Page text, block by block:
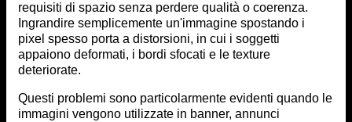
requisiti di spazio senza perdere qualità o coerenza.
Ingrandire semplicemente un'immagine spostando i
pixel spesso porta a distorsioni, in cui i soggetti
appaiono deformati, i bordi sfocati e le texture
deteriorate.
Questi problemi sono particolarmente evidenti quando le
immagini vengono utilizzate in banner, annunci